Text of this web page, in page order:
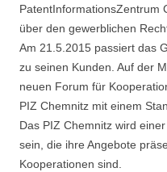
PatentInformationsZentrum
über den gewerblichen
Am 21.5.2015 passiert das
zu seinen Kunden. Auf der
neuen Forum für
PIZ Chemnitz mit einem
Das PIZ Chemnitz wird
sein, die ihre Angebote
Kooperationen sind.